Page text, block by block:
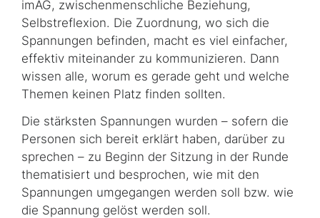
imAG, zwi­schen­menschliche Beziehung,
Selbstreflexion. Die Zuordnung, wo sich die
Spannungen befinden, macht es viel einfacher,
effektiv miteinander zu kommunizieren. Dann
wissen alle, worum es gerade geht und welche
Themen keinen Platz finden sollten.
Die stärksten Spannungen wurden – sofern die
Personen sich bereit erklärt haben, darüber zu
sprechen – zu Beginn der Sitzung in der Runde
thematisiert und besprochen, wie mit den
Spannungen umgegangen werden soll bzw. wie
die Spannung gelöst werden soll.